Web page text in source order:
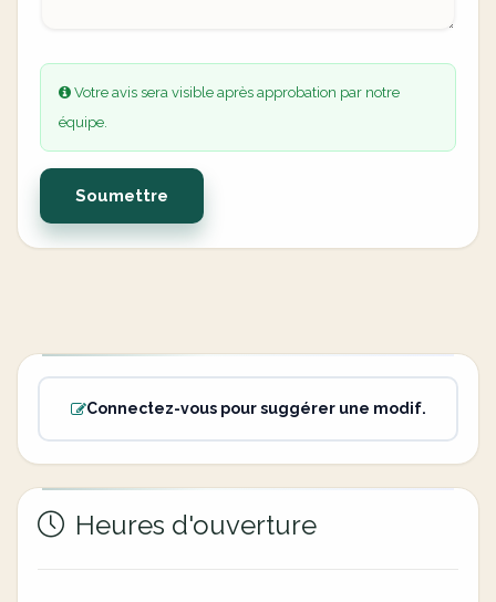
Votre avis sera visible après approbation par notre
équipe.
Soumettre
Connectez-vous pour suggérer une modif.
Heures d'ouverture